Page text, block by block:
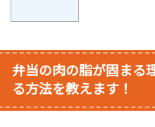
弁当の肉の脂が固まる
る方法を教えます！